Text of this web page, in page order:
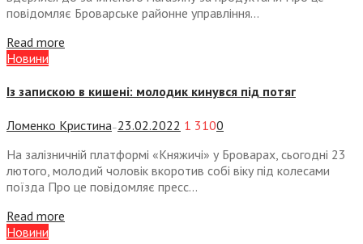
повідомляє Броварське районне управління...
Read more
Новини
Із запискою в кишені: молодик кинувся під потяг
Ломенко Кристина — 23.02.2022 1 3100
На залізничній платформі «Княжичі» у Броварах, сьогодні 23
лютого, молодий чоловік вкоротив собі віку під колесами
поїзда Про це повідомляє пресс...
Read more
Новини